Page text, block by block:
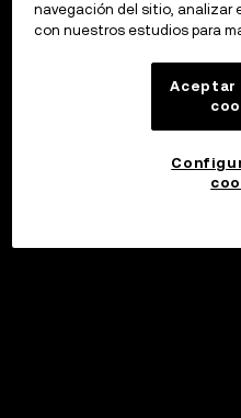
navegación del sitio, analizar
con nuestros estudios para
Aceptar